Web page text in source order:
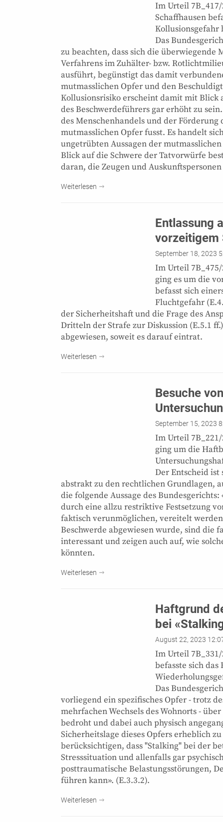
Im Urteil
Schaffhausen
Kollusionsgefahr
Das
zu beachten, dass sich die
Verfahrens im Zuhälter- bzw.
ausführt, begünstigt das damit
mutmasslichen Opfer und den
Kollusionsrisiko erscheint damit mit Blick
des Beschwerdeführers gar erhöht zu
des Menschenhandels und der
mutmasslichen Opfer fusst. Es handelt
ungetrübten Aussagen der
Blick auf die Schwere der Tatvorwürfe
daran, die Zeugen und
Weiterlesen
Entlassung
September 18, 2023
Im Urteil
ging es um die
befasst sich
Fluchtgefahr
der Sicherheitshaft und die Frage des
Dritteln der Strafe zur Diskussion (E.5.1
abgewiesen, soweit es darauf eintrat.
Weiterlesen
Besuche
September 15, 2023
Im Urteil
ging um die
Der Entscheid ist
abstrakt zu den rechtlichen Grundlagen,
die folgende Aussage des
durch eine allzu restriktive Festsetzung
faktisch verunmöglichen, vereitelt
Beschwerde abgewiesen wurde, sind die
interessant und zeigen auch auf, wie
könnten.
Weiterlesen
Haftgrund
bei
August 22, 2023
Im Urteil
befasste sich
Das
vorliegend ein spezifisches Opfer - trotz
mehrfachen Wechsels des Wohnorts -
bedroht und dabei auch physisch
Sicherheitslage dieses Opfers erheblich
berücksichtigen, dass "Stalking" bei der
Stresssituation und allenfalls gar
posttraumatische Belastungsstörungen,
führen kann». (E.3.3.2).
Weiterlesen